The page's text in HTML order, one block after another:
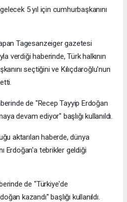
5 yıl için cumhurbaşkanını
Tagesanzeiger gazetesi
verdiği haberinde, Türk halkının
seçtiğini ve Kılıçdaroğlu'nun
de "Recep Tayyip Erdoğan
devam ediyor" başlığı kullanıldı.
aktarılan haberde, dünya
Erdoğan'a tebrikler geldiği
de "Türkiye'de
kazandı" başlığı kullanıldı.